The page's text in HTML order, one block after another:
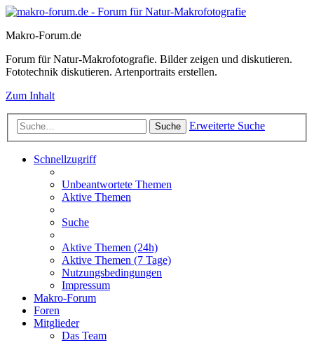
Makro-Forum.de
Forum für Natur-Makrofotografie. Bilder zeigen und diskutieren.
Fototechnik diskutieren. Artenportraits erstellen.
Zum Inhalt
Suche Erweiterte Suche
Schnellzugriff
Unbeantwortete Themen
Aktive Themen
Suche
Aktive Themen (24h)
Aktive Themen (7 Tage)
Nutzungsbedingungen
Impressum
Makro-Forum
Foren
Mitglieder
Das Team